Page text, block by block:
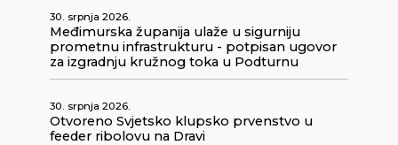
30. srpnja 2026.
Međimurska županija ulaže u sigurniju
prometnu infrastrukturu - potpisan ugovor
za izgradnju kružnog toka u Podturnu
30. srpnja 2026.
Otvoreno Svjetsko klupsko prvenstvo u
feeder ribolovu na Dravi